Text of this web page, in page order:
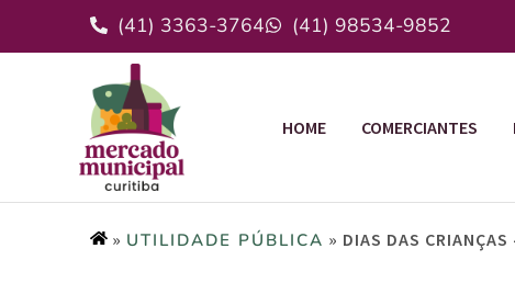
(41) 3363-3764 (41) 98534-9852
HOME COMERCIANTES
» UTILIDADE PÚBLICA » DIAS DAS CRIANÇAS